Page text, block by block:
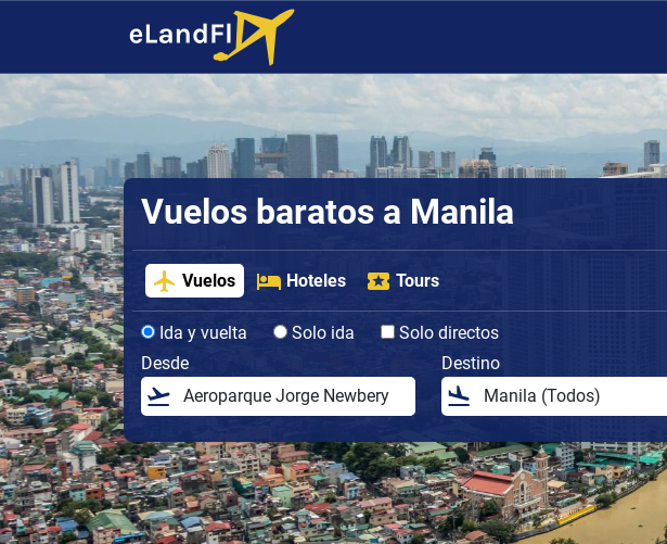
Vuelos baratos a Manila
Vuelos Hoteles Tours
Ida y vuelta Solo ida
Solo directos
Desde
Destino